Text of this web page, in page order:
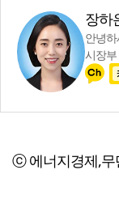
장하
안녕
시장
ⓒ 에너지경제,무